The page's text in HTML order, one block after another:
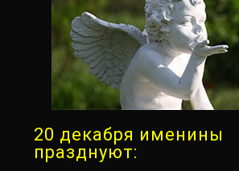
20 декабря именины
празднуют: